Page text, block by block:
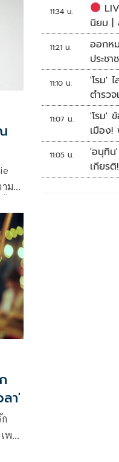
ม
า'
พลง
11:34 น.
นิยม |
11:21 น.
ออกห
ประช
11:10 น.
'โรม'
ตำรว
เว็บพ
11:07 น.
'โรม'
เมือง
11:05 น.
'อนุทิ
เกียร
เกียร